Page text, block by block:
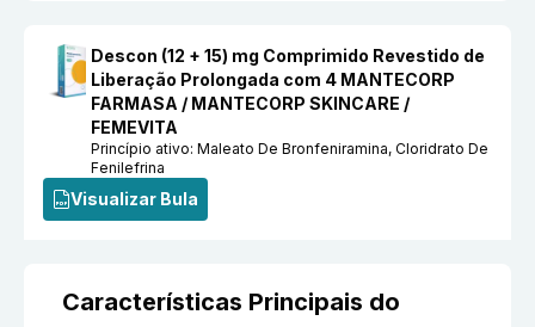
Descon (12 + 15) mg Comprimido Revestido de
Liberação Prolongada com 4 MANTECORP
FARMASA / MANTECORP SKINCARE /
FEMEVITA
Princípio ativo:Maleato De Bronfeniramina, Cloridrato De
Fenilefrina
Visualizar Bula
Características Principais do